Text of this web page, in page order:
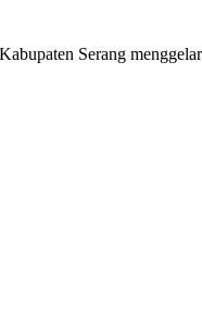
Serang